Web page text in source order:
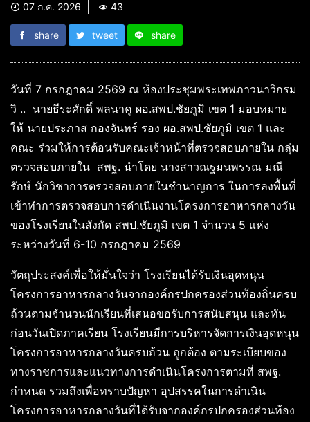
07 ก.ค. 2026 43
share tweet share
วันที่ 7 กรกฎาคม 2569 ณ ห้องประชุมพระเทพภาวนาวิกรม
วิ .. นายธีระศักดิ์ พลนาคู ผอ.สพป.ชัยภูมิ เขต 1 มอบหมาย
ให้ นายประภาส กองจันทร์ รอง ผอ.สพป.ชัยภูมิ เขต 1 และ
คณะ ร่วมให้การต้อนรับคณะเจ้าหน้าที่ตรวจสอบภายใน กลุ่ม
ตรวจสอบภายใน สพฐ. นำโดย นางสาวณฐมนพรรณ มณี
รักษ์ นักวิชาการตรวจสอบภายในชำนาญการ ในการลงพื้นที่
เข้าทำการตรวจสอบการดำเนินงานโครงการอาหารกลางวัน
ของโรงเรียนในสังกัด สพป.ชัยภูมิ เขต 1 จำนวน 5 แห่ง
ระหว่างวันที่ 6-10 กรกฎาคม 2569
วัตถุประสงค์เพื่อให้มั่นใจว่า โรงเรียนได้รับเงินอุดหนุน
โครงการอาหารกลางวันจากองค์กรปกครองส่วนท้องถิ่นครบ
ถ้วนตามจำนวนนักเรียนที่เสนอขอรับการสนับสนุน และทัน
ก่อนวันเปิดภาคเรียน โรงเรียนมีการบริหารจัดการเงินอุดหนุน
โครงการอาหารกลางวันครบถ้วน ถูกต้อง ตามระเบียบของ
ทางราชการและแนวทางการดำเนินโครงการตามที่ สพฐ.
กำหนด รวมถึงเพื่อทราบปัญหา อุปสรรคในการดำเนิน
โครงการอาหารกลางวันที่ได้รับจากองค์กรปกครองส่วนท้อง